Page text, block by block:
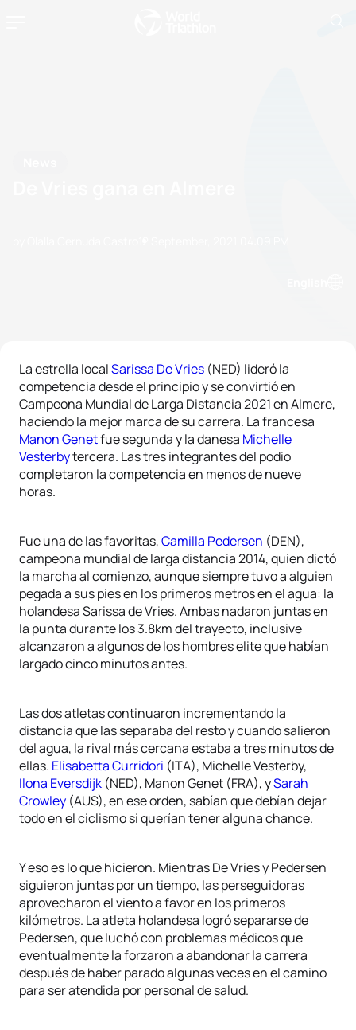
La estrella localSarissa De Vries (NED) lideró la
competencia desde el principio y se convirtió en
Campeona Mundial de Larga Distancia 2021 en Almere,
haciendo la mejor marca de su carrera. La francesa
Manon Genetfue segunda y la danesa Michelle
Vesterbytercera. Las tres integrantes del podio
completaron la competencia en menos de nueve
horas.
Fue una de las favoritas,Camilla Pedersen (DEN),
campeona mundial de larga distancia 2014, quien dictó
la marcha al comienzo, aunque siempre tuvo a alguien
pegada a sus pies en los primeros metros en el agua: la
holandesa Sarissa de Vries. Ambas nadaron juntas en
la punta durante los 3.8km del trayecto, inclusive
alcanzaron a algunos de los hombres elite que habían
largado cinco minutos antes.
Las dos atletas continuaron incrementando la
distancia que las separaba del resto y cuando salieron
del agua, la rival más cercana estaba a tres minutos de
ellas. Elisabetta Curridori (ITA), Michelle Vesterby,
Ilona Eversdijk (NED), Manon Genet (FRA), ySarah
Crowley (AUS), en ese orden, sabían que debían dejar
todo en el ciclismo si querían tener alguna chance.
Y eso es lo que hicieron. Mientras De Vries y Pedersen
siguieron juntas por un tiempo, las perseguidoras
aprovecharon el viento a favor en los primeros
kilómetros. La atleta holandesa logró separarse de
Pedersen, que luchó con problemas médicos que
eventualmente la forzaron a abandonar la carrera
después de haber parado algunas veces en el camino
para ser atendida por personal de salud.